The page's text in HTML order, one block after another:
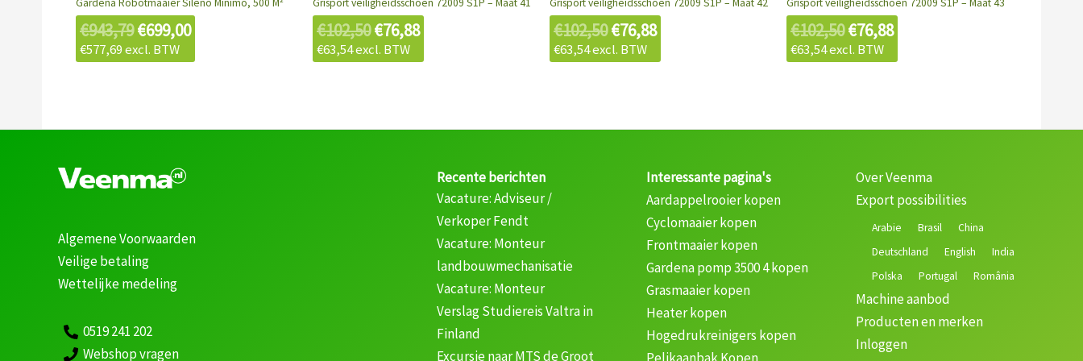
Gardena Robotmaaier Sileno Minimo, 500 M²
€943,79€699,00
€577,69excl. BTW
Grisport veiligheidsschoen 72009 S1P – Maat 41
€102,50€76,88
€63,54excl. BTW
Grisport veiligheidsschoen 72009 S1P – Maat 42
€102,50€76,88
€63,54excl. BTW
Grisport veiligheidsschoen 72009 S1P – Maat 43
€102,50€76,88
€63,54excl. BTW
Algemene Voorwaarden
Veilige betaling
Wettelijke medeling
0519 241 202
Webshop vragen
Recente berichten
Vacature: Adviseur /
Verkoper Fendt
Vacature: Monteur
landbouwmechanisatie
Vacature: Monteur
Verslag Studiereis Valtra in
Finland
Excursie naar MTS de Groot
Interessante pagina's
Aardappelrooier kopen
Cyclomaaier kopen
Frontmaaier kopen
Gardena pomp 3500 4 kopen
Grasmaaier kopen
Heater kopen
Hogedrukreinigers kopen
Over Veenma
Export possibilities
Arabie Brasil
China
Deutschland
English
India
Polska
Portugal România
Machine aanbod
Producten en merken
Inloggen